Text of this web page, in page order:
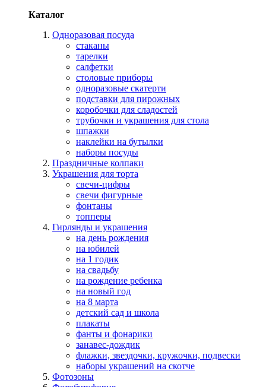
Каталог
Одноразовая посуда
стаканы
тарелки
салфетки
столовые приборы
одноразовые скатерти
подставки для пирожных
коробочки для сладостей
трубочки и украшения для стола
шпажки
наклейки на бутылки
наборы посуды
Праздничные колпаки
Украшения для торта
свечи-цифры
свечи фигурные
фонтаны
топперы
Гирлянды и украшения
на день рождения
на юбилей
на 1 годик
на свадьбу
на рождение ребенка
на новый год
на 8 марта
детский сад и школа
плакаты
фанты и фонарики
занавес-дождик
флажки, звездочки, кружочки, подвески
наборы украшений на скотче
Фотозоны